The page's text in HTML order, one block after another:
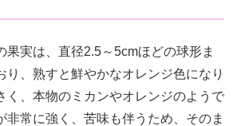
果実は、直径2.5～5cmほどの球形ま
り、熟すと鮮やかなオレンジ色になり
く、本物のミカンやオレンジのようで
非常に強く、苦味も伴うため、そのま